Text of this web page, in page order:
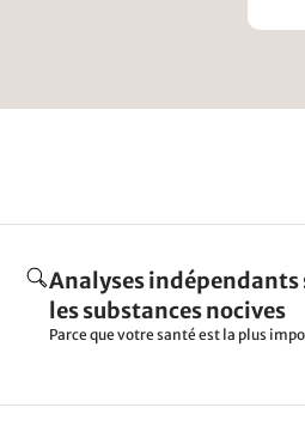
Analyses indépendants
les substances nocives
Parce que votre santé est la plus